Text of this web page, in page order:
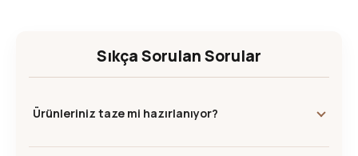
Sıkça Sorulan Sorular
Ürünleriniz taze mi hazırlanıyor?